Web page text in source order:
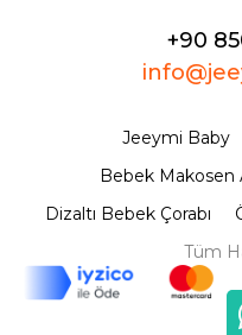
+90
Jeeymi Baby
Bebek Makosen
Dizaltı Bebek Çorabı
Tüm